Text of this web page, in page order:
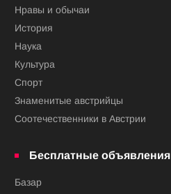
Нравы и обычаи
История
Наука
Культура
Спорт
Знаменитые австрийцы
Соотечественники в Австрии
Бесплатные объявления
Базар